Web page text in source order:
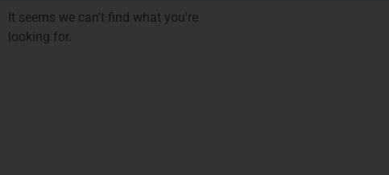
It seems we can't find what you're
looking for.